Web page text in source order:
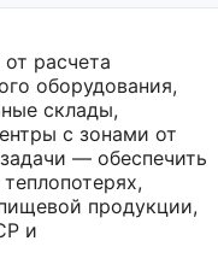
расчета
оборудования,
склады,
с зонами от
— обеспечить
продукции,
и